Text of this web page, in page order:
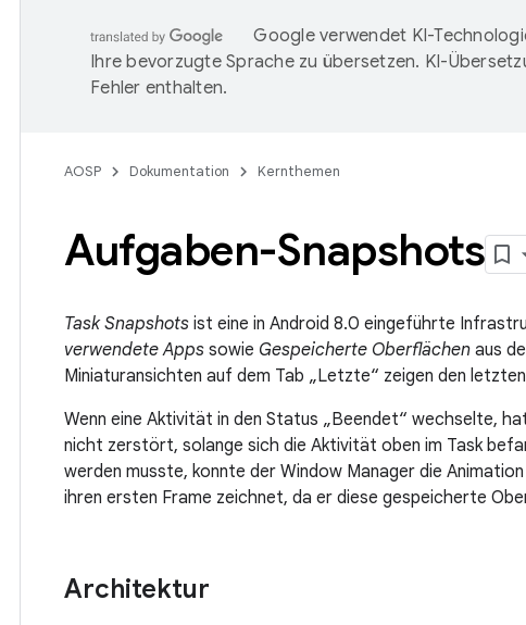
Google verwendet KI-
Ihre bevorzugte Sprache zu übersetzen. KI-
Fehler enthalten.
AOSP Dokumentation Kernthemen
Aufgaben-Snapshots
Task Snapshots ist eine in Android 8.0 eingeführte
verwendete Apps sowie Gespeicherte Oberflächen aus
Miniaturansichten auf dem Tab „Letzte“ zeigen den
Wenn eine Aktivität in den Status „Beendet“ wechselte,
nicht zerstört, solange sich die Aktivität oben im Task
werden musste, konnte der Window Manager die
ihren ersten Frame zeichnet, da er diese gespeicherte
Architektur